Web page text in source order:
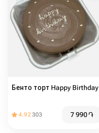
Бенто торт Happy Birthday
4.92303 7 990֏